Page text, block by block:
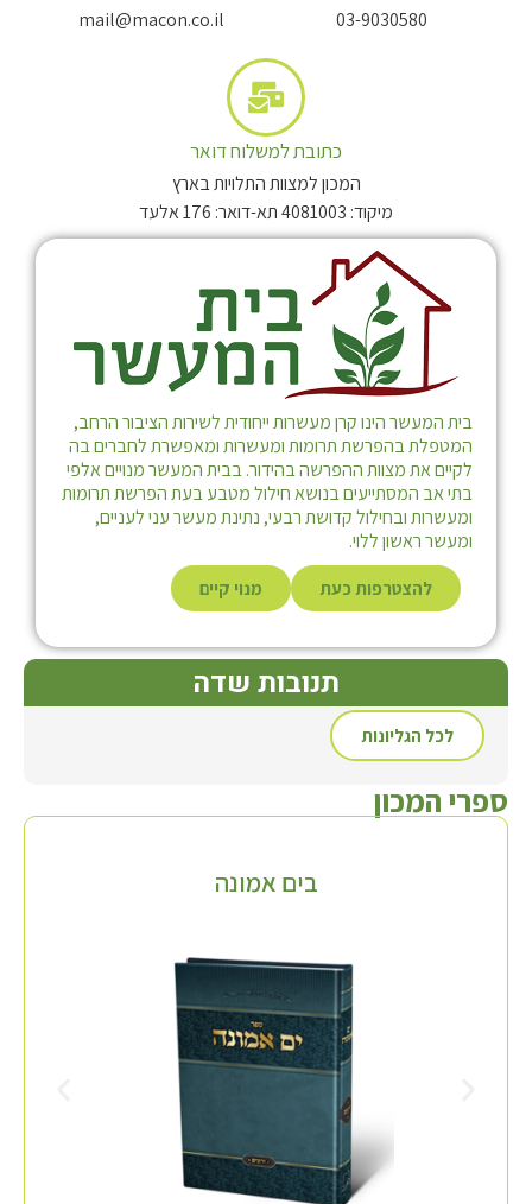
03-9030580
mail@macon.co.il
כתובת למשלוח דואר
המכון למצוות התלויות בארץ
מיקוד: 4081003 תא-דואר: 176 אלעד
בית המעשר הינו קרן מעשרות ייחודית לשירות הציבור הרחב,
המטפלת בהפרשת תרומות ומעשרות ומאפשרת לחברים בה
לקיים את מצוות ההפרשה בהידור. בבית המעשר מנויים אלפי
בתי אב המסתייעים בנושא חילול מטבע בעת הפרשת תרומות
ומעשרות ובחילול קדושת רבעי, נתינת מעשר עני לעניים,
ומעשר ראשון ללוי.
להצטרפות כעת מנוי קיים
תנובות שדה
לכל הגליונות
ספרי המכון
בים אמונה